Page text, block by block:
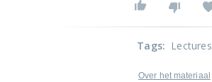
Tags: Lectures
Over het materiaal